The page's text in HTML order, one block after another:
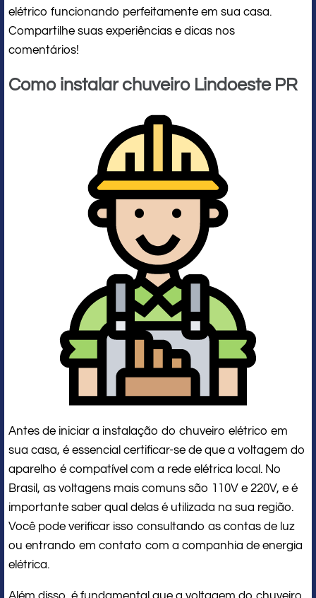
elétrico funcionando perfeitamente em sua casa.
Compartilhe suas experiências e dicas nos
comentários!
Como instalar chuveiro Lindoeste PR
Antes de iniciar a instalação do chuveiro elétrico em
sua casa, é essencial certificar-se de que a voltagem do
aparelho é compatível com a rede elétrica local. No
Brasil, as voltagens mais comuns são 110V e 220V, e é
importante saber qual delas é utilizada na sua região.
Você pode verificar isso consultando as contas de luz
ou entrando em contato com a companhia de energia
elétrica.